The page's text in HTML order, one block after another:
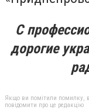
С
дорогие
Якщо ви помітили помилку,
повідомити про це редакцію